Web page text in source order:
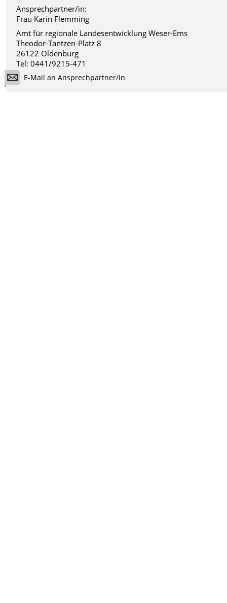
Ansprechpartner/in:
Frau Karin Flemming
Amt für regionale Landesentwicklung Weser-Ems
Theodor-Tantzen-Platz 8
26122 Oldenburg
Tel: 0441/9215-471
E-Mail an Ansprechpartner/in